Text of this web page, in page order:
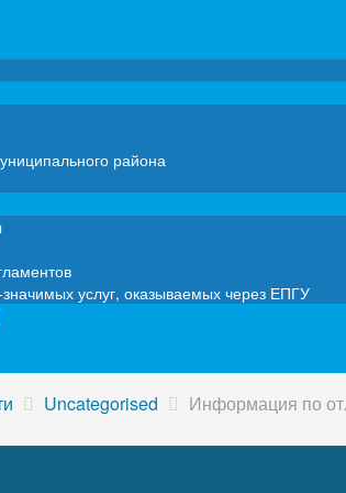
района
услуг, оказываемых через ЕПГУ
Uncategorised Информация по